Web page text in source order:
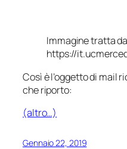
Immagine tratta
https://
Così è l’oggetto di mail
che riporto:
(altro…)
Gennaio 22, 2019